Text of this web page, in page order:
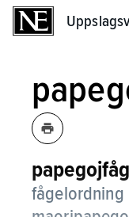
fågelordning